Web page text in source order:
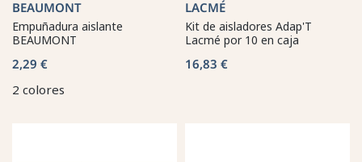
BEAUMONT
Empuñadura aislante
BEAUMONT
2,29 €
2 colores
LACMÉ
Kit de aisladores Adap'T
Lacmé por 10 en caja
16,83 €